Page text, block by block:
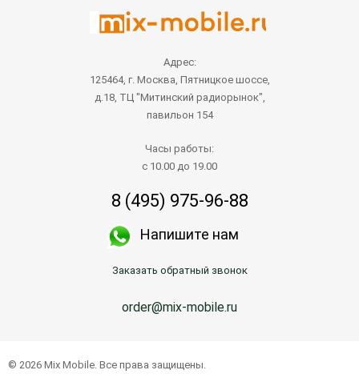
Адрес:
125464, г. Москва, Пятницкое шоссе,
д.18, ТЦ "Митинский радиорынок",
павильон 154
Часы работы:
с 10.00 до 19.00
8 (495) 975-96-88
Напишите нам
Заказать обратный звонок
order@mix-mobile.ru
© 2026 Mix Mobile. Все права защищены.